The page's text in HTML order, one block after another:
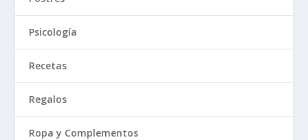
Psicología
Recetas
Regalos
Ropa y Complementos